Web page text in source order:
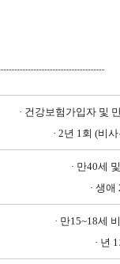
· 건강보험가입자 및
· 2년 1회 (비
· 만40세
· 생애
· 만15~18세
· 년